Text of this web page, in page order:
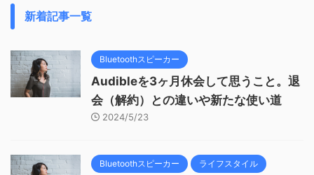
新着記事一覧
Bluetoothスピーカー
Audibleを3ヶ月休会して思うこと。退
会（解約）との違いや新たな使い道
2024/5/23
Bluetoothスピーカー ライフスタイル